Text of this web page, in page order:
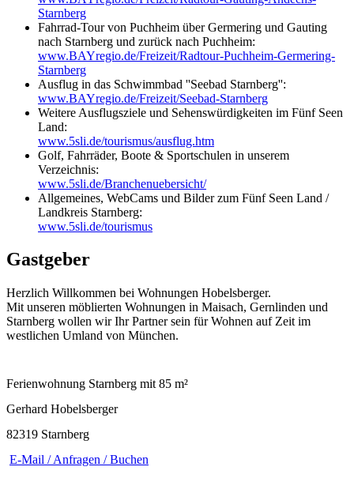
Starnberg
Fahrrad-Tour von Puchheim über Germering und Gauting
nach Starnberg und zurück nach Puchheim:
www.BAYregio.de/Freizeit/Radtour-Puchheim-Germering-
Starnberg
Ausflug in das Schwimmbad ''Seebad Starnberg'':
www.BAYregio.de/Freizeit/Seebad-Starnberg
Weitere Ausflugsziele und Sehenswürdigkeiten im Fünf Seen
Land:
www.5sli.de/tourismus/ausflug.htm
Golf, Fahrräder, Boote & Sportschulen in unserem
Verzeichnis:
www.5sli.de/Branchenuebersicht/
Allgemeines, WebCams und Bilder zum Fünf Seen Land /
Landkreis Starnberg:
www.5sli.de/tourismus
Gastgeber
Herzlich Willkommen bei Wohnungen Hobelsberger.
Mit unseren möblierten Wohnungen in Maisach, Gernlinden und
Starnberg wollen wir Ihr Partner sein für Wohnen auf Zeit im
westlichen Umland von München.
Ferienwohnung Starnberg mit 85 m²
Gerhard Hobelsberger
82319 Starnberg
E-Mail / Anfragen / Buchen